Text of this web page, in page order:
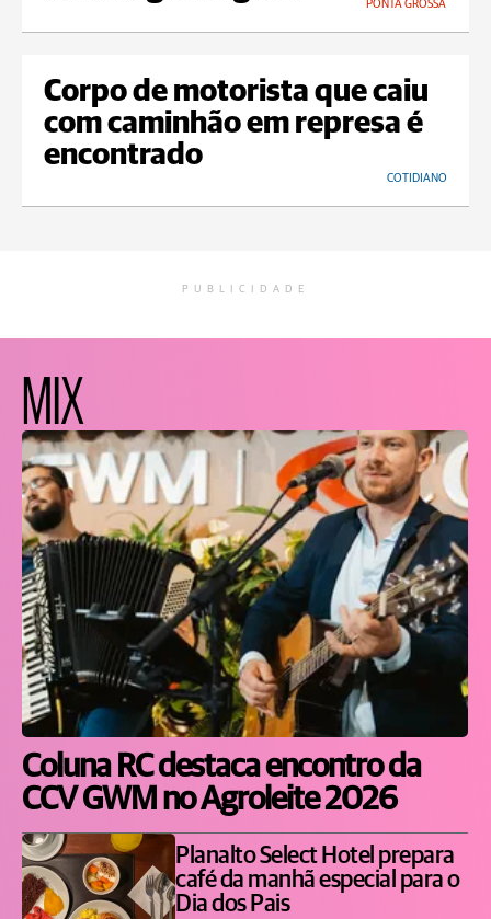
PONTA GROSSA
Corpo de motorista que caiu
com caminhão em represa é
encontrado
COTIDIANO
PUBLICIDADE
MIX
Coluna RC destaca encontro da
CCV GWM no Agroleite 2026
Planalto Select Hotel prepara
café da manhã especial para o
Dia dos Pais